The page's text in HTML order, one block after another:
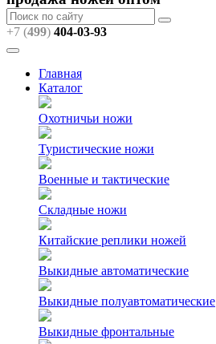
+7 (499) 404-03-93
Главная
Каталог
Охотничьи ножи
Туристические ножи
Военные и тактические
Складные ножи
Китайские реплики ножей
Выкидные автоматические
Выкидные полуавтоматические
Выкидные фронтальные